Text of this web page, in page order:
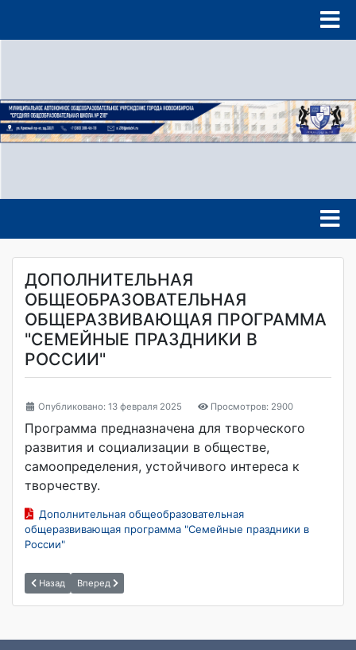
ДОПОЛНИТЕЛЬНАЯ
ОБЩЕОБРАЗОВАТЕЛЬНАЯ
ОБЩЕРАЗВИВАЮЩАЯ ПРОГРАММА
"СЕМЕЙНЫЕ ПРАЗДНИКИ В
РОССИИ"
Опубликовано: 13 февраля 2025 Просмотров: 2900
Программа предназначена для творческого
развития и социализации в обществе,
самоопределения, устойчивого интереса к
творчеству.
Дополнительная общеобразовательная
общеразвивающая программа "Семейные праздники в
России"
Назад Вперед